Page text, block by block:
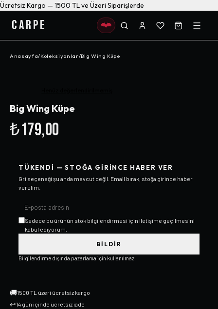
Ücretsiz Kargo — 1500 TL ve Üzeri Siparişlerde
CARPE
Anasayfa/Koleksiyonlar/Big Wing Küpe
Big Wing Küpe
₺179,00
TÜKENDI — STOĞA GIRINCE HABER VER
Gri seçeneği şu anda mevcut değil. Email bırak, stoğa girince haber
verelim.
Sadece bu ürünün stok bilgilendirmesi için iletişime geçilmesini
kabul ediyorum.
BILDIR
Bilgilendirme dışında pazarlama için kullanılmaz.
🚚1500 TL üzeri ücretsiz kargo
↩14 gün içinde ücretsiz iade